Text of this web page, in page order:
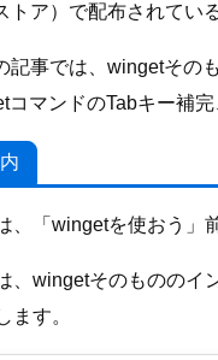
トア）で配布されてい
記事では、wingetその
コマンドのTabキー補
、「wingetを使おう」
、wingetそのもののイ
ます。